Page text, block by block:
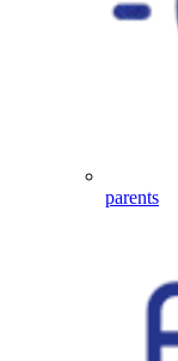
parents